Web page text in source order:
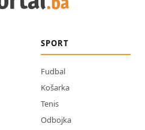
SPORT
Fudbal
Košarka
Tenis
Odbojka